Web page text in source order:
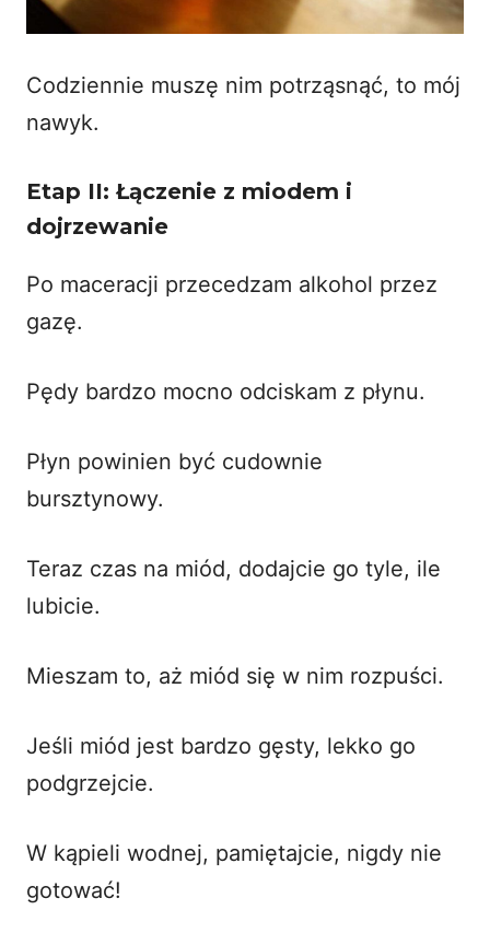
Codziennie muszę nim potrząsnąć, to mój
nawyk.
Etap II: Łączenie z miodem i
dojrzewanie
Po maceracji przecedzam alkohol przez
gazę.
Pędy bardzo mocno odciskam z płynu.
Płyn powinien być cudownie
bursztynowy.
Teraz czas na miód, dodajcie go tyle, ile
lubicie.
Mieszam to, aż miód się w nim rozpuści.
Jeśli miód jest bardzo gęsty, lekko go
podgrzejcie.
W kąpieli wodnej, pamiętajcie, nigdy nie
gotować!